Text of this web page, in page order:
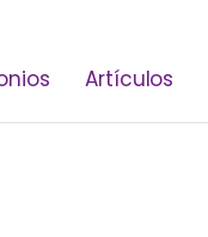
Artículos